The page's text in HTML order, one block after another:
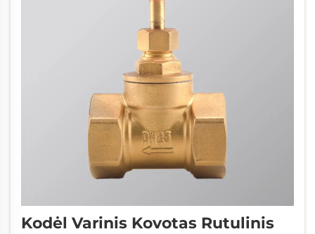
Kodėl Varinis Kovotas Rutulinis